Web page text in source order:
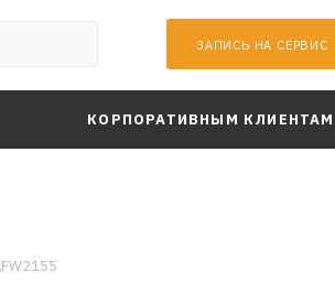
ЗАПИСЬ НА СЕРВИС
КОРПОРАТИВНЫМ КЛИЕНТАМ